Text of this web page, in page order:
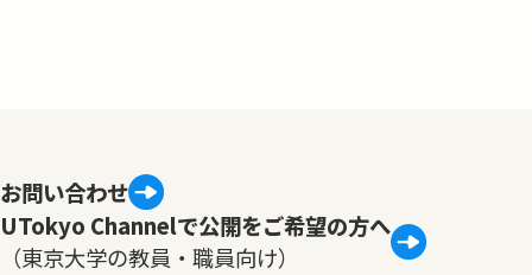
お問い合わせ
UTokyo Channelで公開をご希望の方へ
（東京大学の教員・職員向け）